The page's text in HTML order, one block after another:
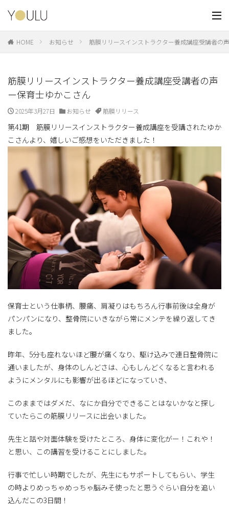
HOME お知らせ 筋膜リリースインストラクター養成講座受講者の
筋膜リリースインストラクター養成講座受講者の声
ー保育士ゆかこさん
2025年3月27日 お知らせ 筋膜リリース
第41期 筋膜リリースインストラクター養成講座を受講されたゆか
こさんより、嬉しいご感想をいただきました！
保育士という仕事柄、腰痛、肩凝りはもちろん行事前後は全身が
パンパンになり、整骨院にいきながら常にメンテを繰り返してき
ました。
昨年、5分も座れないほど腰が痛くなり、駆け込みで連日整骨院に
通いましたが、身体のしんどさは、心もしんどくなると言われる
ようにメンタルにも影響が出るほどになっていき、
このままではダメだ、なにか自分でできることはないかなと探し
ていたらこの筋膜リリースに出会いました。
先生と話や対面体験を受けたところ、身体に変化がー！これや！
と思い、この講習を受けることにしました。
行事で忙しい時期でしたが、先生にもサポートしてもらい、学生
の時よりめっちゃめっちゃ脳みそ使ったと思うぐらい自分を追い
込んだこの3日間！